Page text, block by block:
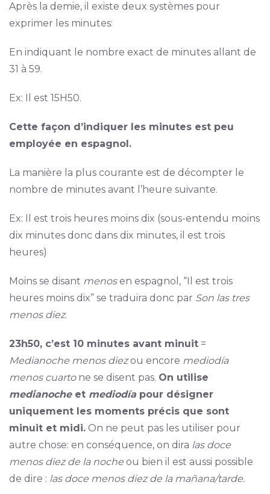
Après la demie, il existe deux systèmes pour
exprimer les minutes:
En indiquant le nombre exact de minutes allant de
31 à 59.
Ex: Il est 15H50.
Cette façon d’indiquer les minutes est peu
employée en espagnol.
La manière la plus courante est de décompter le
nombre de minutes avant l’heure suivante.
Ex: Il est trois heures moins dix (sous-entendu moins
dix minutes donc dans dix minutes, il est trois
heures)
Moins se disant menosen espagnol, “Il est trois
heures moins dix” se traduira donc par Son las tres
menos diez.
23h50, c’est 10 minutes avant minuit=
Medianoche menos diezou encore mediodía
menos cuarto ne se disent pas. On utilise
medianocheet mediodíapour désigner
uniquement les moments précis que sont
minuit et midi.On ne peut pas les utiliser pour
autre chose: en conséquence, on dira las doce
menos diez de la nocheou bien il est aussi possible
de dire : las doce menos diez de la mañana/tarde.